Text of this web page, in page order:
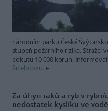
národním parku České
stupeň požárního rizika. Strážci
pokutu 10 000 korun.
facebooku.
Za úhyn raků a ryb v
nedostatek kyslíku ve vodě